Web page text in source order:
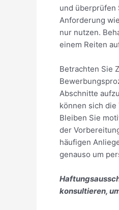
und überprüfen
Anforderung
nur nutzen.
einem Reiten
Betrachten Sie
Abschnitte
können sich die
Bleiben Sie
der
häufigen
genauso um
konsultieren,